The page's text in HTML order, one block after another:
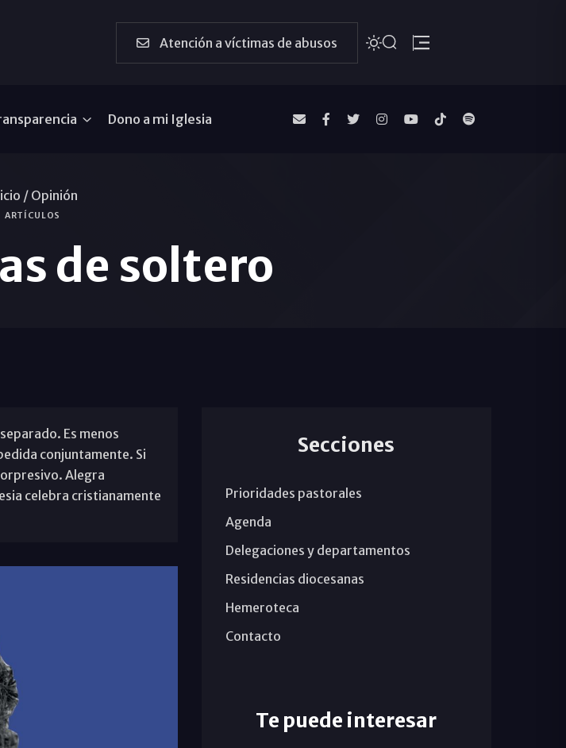
Atención a víctimas de abusos
Dono a mi Iglesia
/ Opinión
ARTÍCULOS
de soltero
Es menos
conjuntamente. Si
Alegra
celebra cristianamente
Secciones
Prioridades pastorales
Agenda
Delegaciones y departamentos
Residencias diocesanas
Hemeroteca
Contacto
Te puede interesar